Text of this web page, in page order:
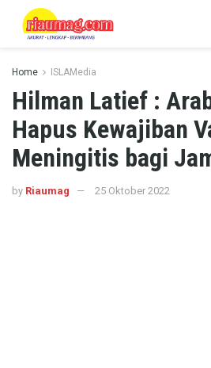
Home ISLAMedia
Hilman Latief :
Hapus Kewajiban
Meningitis bagi
by Riaumag 25 Oktober 2022